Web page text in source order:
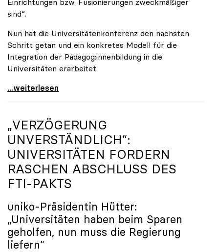
sind“.
Nun hat die Universitätenkonferenz den nächsten
Schritt getan und ein konkretes Modell für die
Integration der Pädagog:innenbildung in die
Universitäten erarbeitet.
Schools of Education an den Universitäten: Für
...weiterlesen
„VERZÖGERUNG
UNVERSTÄNDLICH“:
UNIVERSITÄTEN FORDERN
RASCHEN ABSCHLUSS DES
FTI-PAKTS
uniko-Präsidentin Hütter:
„Universitäten haben beim Sparen
geholfen, nun muss die Regierung
liefern“